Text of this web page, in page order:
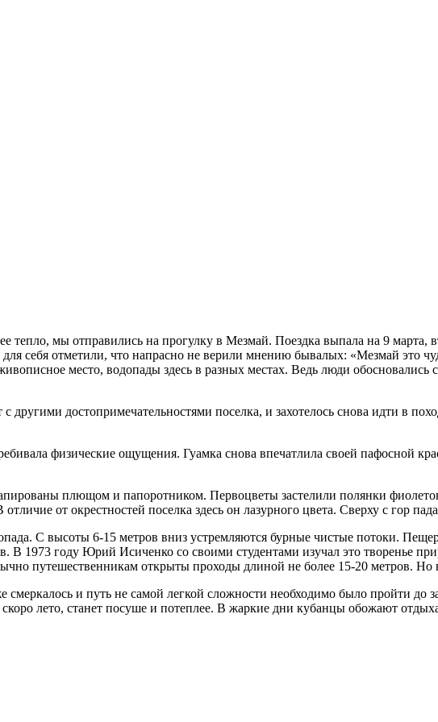
тепло, мы отправились на прогулку в Мезмай. Поездка выпала на 9
себя отметили, что напрасно не верили мнению бывалых: «Мезмай это
место, водопады здесь в разных местах. Ведь люди
достопримечательностями поселка, и захотелось снова идти в
физические ощущения. Гуамка снова впечатлила своей пафосной
плющом и папоротником. Первоцветы застелили полянки
от окрестностей поселка здесь он лазурного цвета. Сверху с гор
С высоты 6-15 метров вниз устремляются бурные чистые потоки.
В 1973 году Юрий Исиченко со своими студентами изучал это творенье
путешественникам открыты проходы длиной не более 15-20 метров. Но
и путь не самой легкой сложности необходимо было пройти до
лето, станет посуше и потеплее. В жаркие дни кубанцы обожают